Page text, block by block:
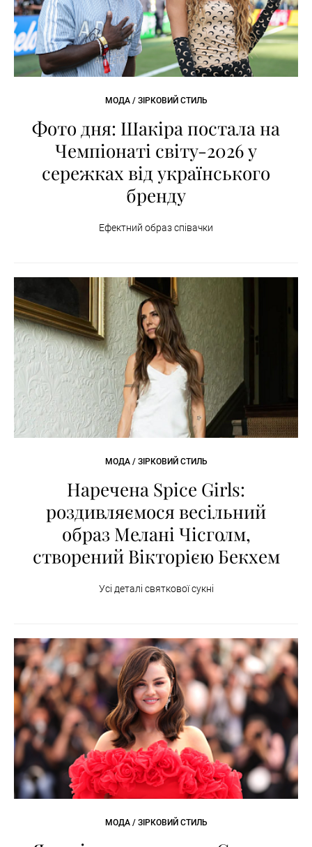
МОДА / ЗІРКОВИЙ СТИЛЬ
Фото дня: Шакіра постала на
Чемпіонаті світу-2026 у
сережках від українського
бренду
Ефектний образ співачки
МОДА / ЗІРКОВИЙ СТИЛЬ
Наречена Spice Girls:
роздивляємося весільний
образ Мелані Чісголм,
створений Вікторією Бекхем
Усі деталі святкової сукні
МОДА / ЗІРКОВИЙ СТИЛЬ